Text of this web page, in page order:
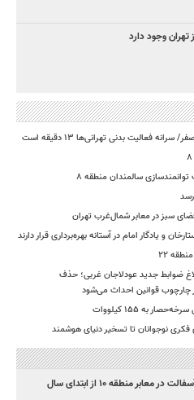
تهران وجود دارد
سالمندان منطقه ۸
سبز در معابر شمال‌غرب تهران
و یادگار امام در آستانه بهره‌برداری قرار دارند
۲۲
ضوابط جدید عودلاجان غربی؛ حذف
قوانین احداث می‌شود
به ۱۵۵ کیلووات